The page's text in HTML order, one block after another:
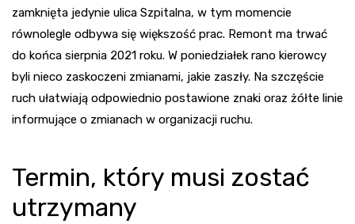
zamknięta jedynie ulica Szpitalna, w tym momencie
równolegle odbywa się większość prac. Remont ma trwać
do końca sierpnia 2021 roku. W poniedziałek rano kierowcy
byli nieco zaskoczeni zmianami, jakie zaszły. Na szczęście
ruch ułatwiają odpowiednio postawione znaki oraz żółte linie
informujące o zmianach w organizacji ruchu.
Termin, który musi zostać
utrzymany